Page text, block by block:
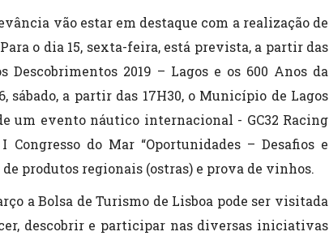
vão estar em destaque com a realização de
o dia 15, sexta-feira, está prevista, a partir das
Descobrimentos 2019 – Lagos e os 600 Anos da
sábado, a partir das 17H30, o Município de Lagos
um evento náutico internacional - GC32 Racing
Congresso do Mar “Oportunidades – Desafios e
produtos regionais (ostras) e prova de vinhos.
a Bolsa de Turismo de Lisboa pode ser visitada
descobrir e participar nas diversas iniciativas